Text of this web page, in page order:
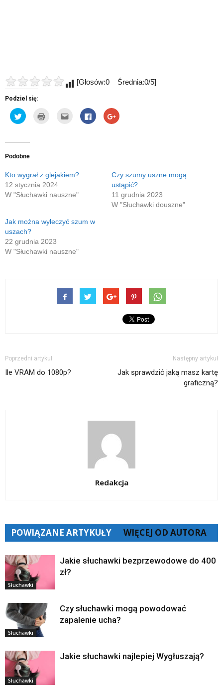
[Głosów:0 Średnia:0/5]
Podziel się:
Udostępnij
na
nowym
Kliknij
wydrukować(Otwiera
Kliknij,
wysłać
w
nowym
Click
to
share
Click
to
Podobne
Kto wygrał z glejakiem?
12 stycznia 2024
W "Słuchawki nauszne"
Czy szumy uszne mogą
ustąpić?
11 grudnia 2023
W "Słuchawki douszne"
Jak można wyleczyć szum w
uszach?
22 grudnia 2023
W "Słuchawki nauszne"
Poprzedni artykuł
Ile VRAM do 1080p?
Następny artykuł
Jak sprawdzić jaką masz kartę
graficzną?
Redakcja
POWIĄZANE ARTYKUŁY WIĘCEJ OD AUTORA
Słuchawki
Jakie słuchawki bezprzewodowe do 400
zł?
Słuchawki
Czy słuchawki mogą powodować
zapalenie ucha?
Słuchawki
Jakie słuchawki najlepiej Wygłuszają?